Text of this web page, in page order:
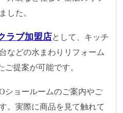
した。
ラブ加盟店として、キッチ
などの水まわりリフォーム
提案が可能です。
ショールームのご案内やご
。実際に商品を見て触れて